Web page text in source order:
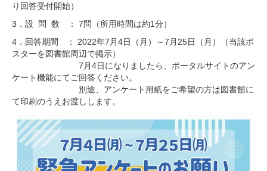
り回答受付開始）
3．設 問 数 ： 7問（所用時間は約1分）
4．回答期間 ： 2022年7月4日（月）～7月25日（月）（当該ポ
スターを図書館周辺で掲示）
7月4日になりましたら、ポータルサイトのアン
ケート機能にてご回答ください。
別途、アンケート用紙をご希望の方は図書館に
て印刷のうえお渡しします。